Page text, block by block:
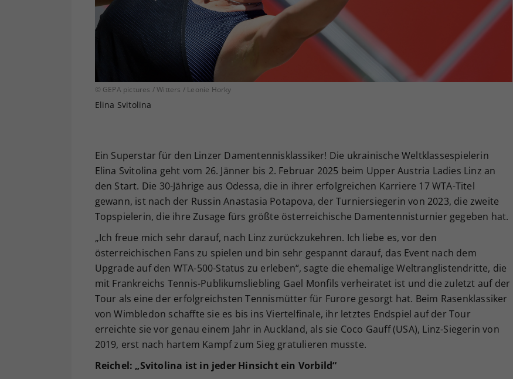
© GEPA pictures / Witters / Leonie Horky
Elina Svitolina
Ein Superstar für den Linzer Damentennisklassiker! Die ukrainische Weltklassespielerin
Elina Svitolina geht vom 26. Jänner bis 2. Februar 2025 beim Upper Austria Ladies Linz an
den Start. Die 30-Jährige aus Odessa, die in ihrer erfolgreichen Karriere 17 WTA-Titel
gewann, ist nach der Russin Anastasia Potapova, der Turniersiegerin von 2023, die zweite
Topspielerin, die ihre Zusage fürs größte österreichische Damentennisturnier gegeben hat.
„Ich freue mich sehr darauf, nach Linz zurückzukehren. Ich liebe es, vor den
österreichischen Fans zu spielen und bin sehr gespannt darauf, das Event nach dem
Upgrade auf den WTA-500-Status zu erleben“, sagte die ehemalige Weltranglistendritte, die
mit Frankreichs Tennis-Publikumsliebling Gael Monfils verheiratet ist und die zuletzt auf der
Tour als eine der erfolgreichsten Tennismütter für Furore gesorgt hat. Beim Rasenklassiker
von Wimbledon schaffte sie es bis ins Viertelfinale, ihr letztes Endspiel auf der Tour
erreichte sie vor genau einem Jahr in Auckland, als sie Coco Gauff (USA), Linz-Siegerin von
2019, erst nach hartem Kampf zum Sieg gratulieren musste.
Reichel: „Svitolina ist in jeder Hinsicht ein Vorbild“
Ihrer vorgenommen Einstellungen, falls der
Webseiten-Betreiber dies eingestellt hat.